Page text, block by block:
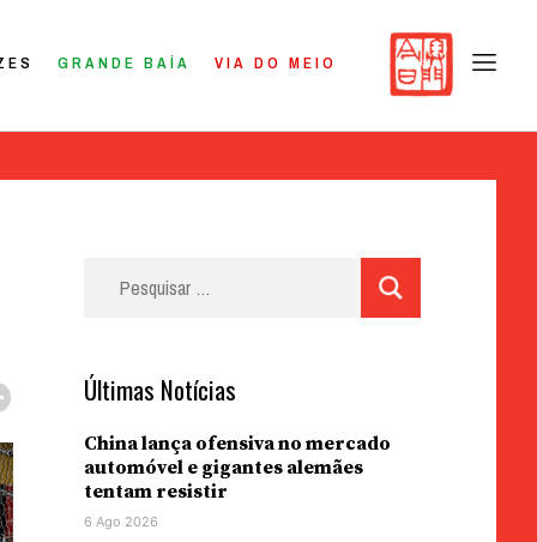
GRANDE BAÍA VIA DO MEIO
Últimas Notícias
China lança ofensiva no mercado
automóvel e gigantes alemães
tentam resistir
6 Ago 2026